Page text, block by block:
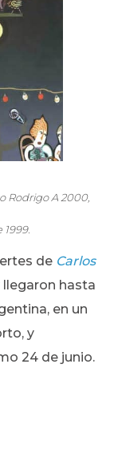
Rodrigo A 2000,
de Carlos
hasta
en un
y
24 de junio.